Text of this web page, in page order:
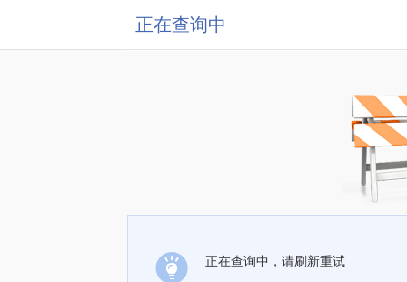
正在查询中
正在查询中，请刷新重试